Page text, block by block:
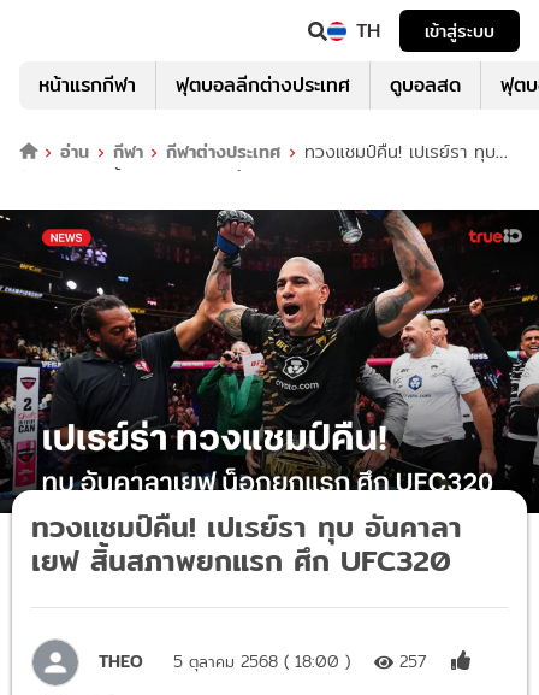
TH เข้าสู่ระบบ
หน้าแรกกีฬา ฟุตบอลลีกต่างประเทศ ดูบอลสด ฟุต
อ่าน กีฬา กีฬาต่างประเทศ
ทวงแชมป์คืน! เปเรย์รา ทุบ
อันคาลาเยฟ สิ้นสภาพยกแรก ศึก UFC320
ทวงแชมป์คืน! เปเรย์รา ทุบ อันคาลา
เยฟ สิ้นสภาพยกแรก ศึก UFC320
THEO 5 ตุลาคม 2568 ( 18:00 ) 257